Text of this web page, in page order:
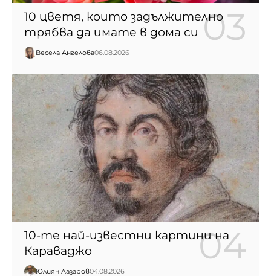
10 цветя, които задължително
трябва да имате в дома си
Весела Ангелова06.08.2026
10-те най-известни картини на
Караваджо
Юлиян Лазаров04.08.2026